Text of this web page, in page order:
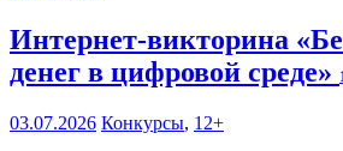
Интернет-викторина
денег в цифровой среде»
03.07.2026 Конкурсы, 12+